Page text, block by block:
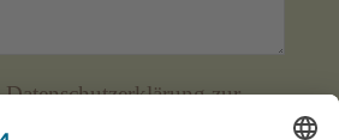
zur
Ich stimme zu, dass